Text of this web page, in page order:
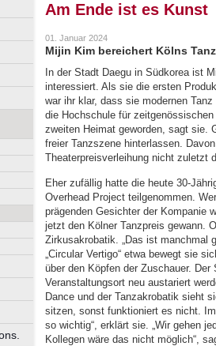
Am Ende ist es Kunst
01. Januar 2024
Mijin Kim bereichert Kölns
In der Stadt Daegu in Südkorea ist
interessiert. Als sie die ersten
war ihr klar, dass sie modernen
die Hochschule für
zweiten Heimat geworden, sagt sie.
freier Tanzszene hinterlassen.
Theaterpreisverleihung nicht zuletzt
Eher zufällig hatte die heute 30-
Overhead Project teilgenommen.
prägenden Gesichter der Kompanie
jetzt den Kölner Tanzpreis gewann.
Zirkusakrobatik. „Das ist manchmal
„Circular Vertigo“ etwa bewegt sie
über den Köpfen der Zuschauer.
Veranstaltungsort neu austariert
Dance und der Tanzakrobatik sieht
sitzen, sonst funktioniert es nicht.
so wichtig“, erklärt sie. „Wir gehen
Kollegen wäre das nicht möglich“,